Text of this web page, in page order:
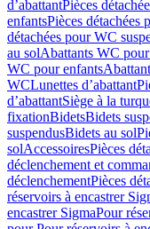
d’abattantPièces
enfantsPièces détachées
détachées pour WC
au solAbattants WC
WC pour enfants
WCLunettes d’abattant
d’abattantSiège à la
fixationBidetsBidets
suspendusBidets au sol
solAccessoiresPièces
déclenchement et
déclenchementPièces
réservoirs à encastrer
encastrer SigmaPour